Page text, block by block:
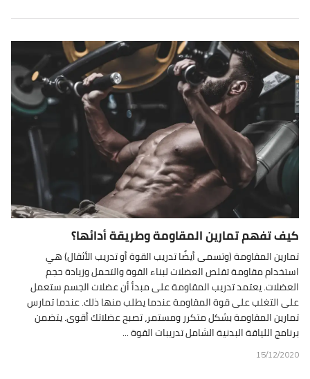
كيف تفهم تمارين المقاومة وطريقة أدائها؟
تمارين المقاومة (وتسمى أيضًا تدريب القوة أو تدريب الأثقال) هي
استخدام مقاومة تقلص العضلات لبناء القوة والتحمل وزيادة حجم
العضلات. يعتمد تدريب المقاومة على مبدأ أن عضلات الجسم ستعمل
على التغلب على قوة المقاومة عندما يطلب منها ذلك. عندما تمارس
تمارين المقاومة بشكل متكرر ومستمر، تصبح عضلاتك أقوى. يتضمن
برنامج اللياقة البدنية الشامل تدريبات القوة ...
15/12/2020